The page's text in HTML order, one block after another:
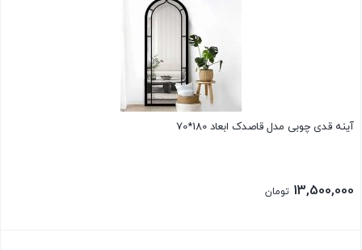
آینه قدی چوبی مدل قاصدک ابعاد 180*70
13,500,000 تومان